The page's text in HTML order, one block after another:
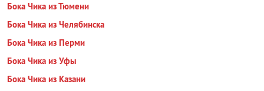
Бока Чика из Тюмени
Бока Чика из Челябинска
Бока Чика из Перми
Бока Чика из Уфы
Бока Чика из Казани